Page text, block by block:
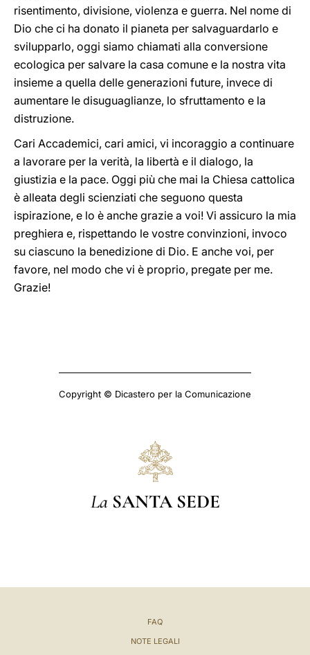
risentimento, divisione, violenza e guerra. Nel nome di
Dio che ci ha donato il pianeta per salvaguardarlo e
svilupparlo, oggi siamo chiamati alla conversione
ecologica per salvare la casa comune e la nostra vita
insieme a quella delle generazioni future, invece di
aumentare le disuguaglianze, lo sfruttamento e la
distruzione.
Cari Accademici, cari amici, vi incoraggio a continuare
a lavorare per la verità, la libertà e il dialogo, la
giustizia e la pace. Oggi più che mai la Chiesa cattolica
è alleata degli scienziati che seguono questa
ispirazione, e lo è anche grazie a voi! Vi assicuro la mia
preghiera e, rispettando le vostre convinzioni, invoco
su ciascuno la benedizione di Dio. E anche voi, per
favore, nel modo che vi è proprio, pregate per me.
Grazie!
Copyright © Dicastero per la Comunicazione
La SANTA SEDE
FAQ
NOTE LEGALI